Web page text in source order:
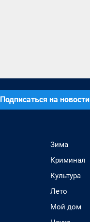
Подписаться на новости
Зима
Криминал
Культура
Лето
Мой дом